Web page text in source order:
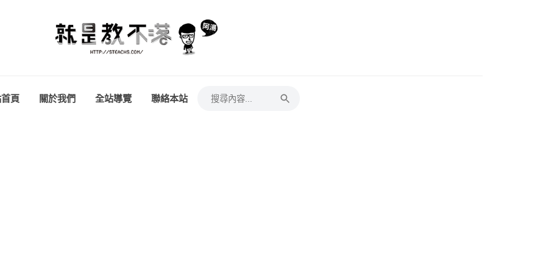
頁 關於我們 全站導覽 聯絡本站